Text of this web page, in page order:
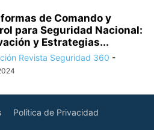
de Comando y
para Seguridad Nacional:
y Estrategias...
Revista Seguridad 360 -
Política de Privacidad